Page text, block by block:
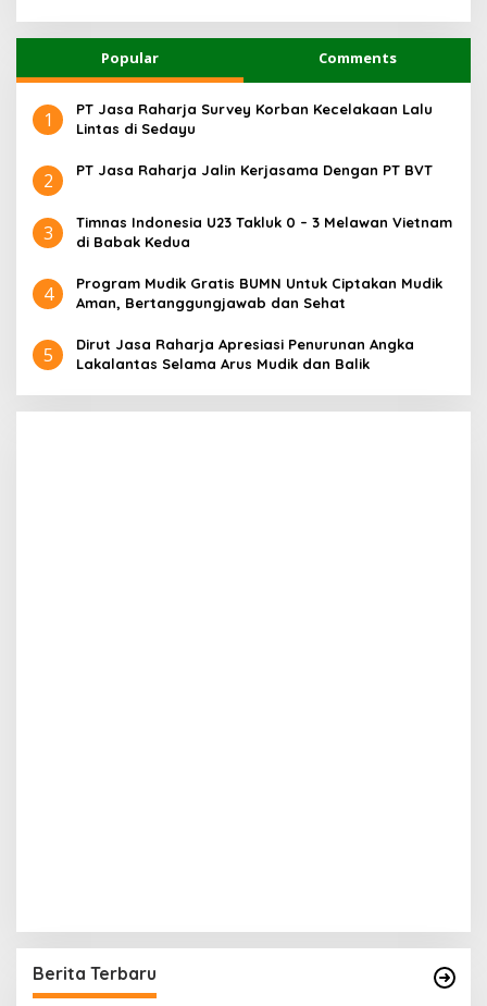
Popular Comments
1
PT Jasa Raharja Survey Korban Kecelakaan Lalu
Lintas di Sedayu
2 PT Jasa Raharja Jalin Kerjasama Dengan PT BVT
3
Timnas Indonesia U23 Takluk 0 – 3 Melawan Vietnam
di Babak Kedua
4
Program Mudik Gratis BUMN Untuk Ciptakan Mudik
Aman, Bertanggungjawab dan Sehat
5
Dirut Jasa Raharja Apresiasi Penurunan Angka
Lakalantas Selama Arus Mudik dan Balik
Berita Terbaru